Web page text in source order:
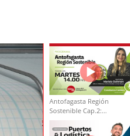
Antofagasta Región
Sostenible Cap.2:
Educación ambiental y
formación de capacidades